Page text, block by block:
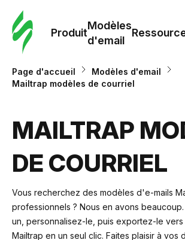
Produit
Modèles
d'email
Page d'accueil
Modèles d'email
Mailtrap modèles de courriel
MAILTRAP
DE COURRIEL
Vous recherchez des modèles d'e-mails
professionnels ? Nous en avons
un, personnalisez-le, puis exportez-le
Mailtrap en un seul clic. Faites plaisir à vos